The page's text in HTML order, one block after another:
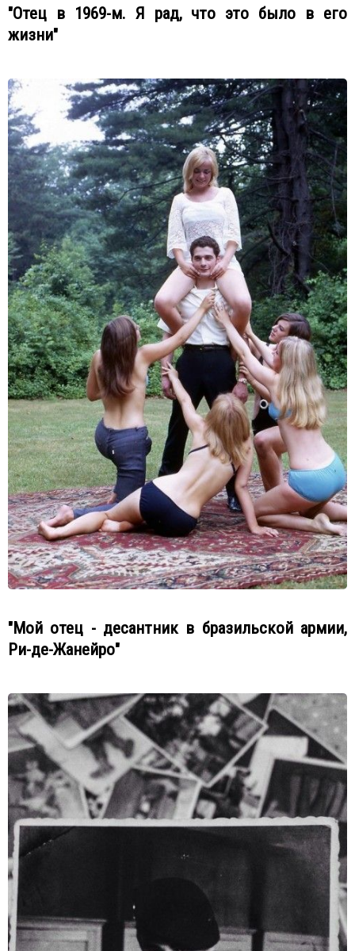
"Отец в 1969-м. Я рад, что это было в его
жизни"
"Мой отец - десантник в бразильской армии,
Ри-де-Жанейро"